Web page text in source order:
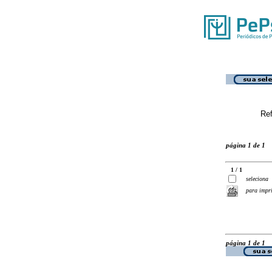
página 1 de 1
1 / 1
seleciona
para
página 1 de 1